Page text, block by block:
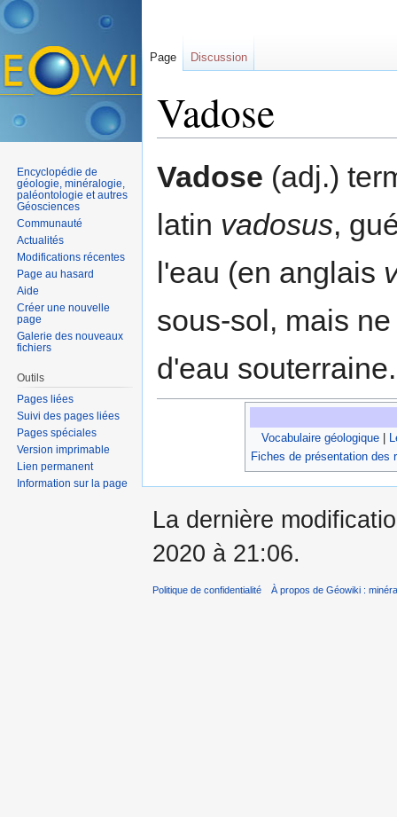
Vadose
Vadose (adj.)
latin vadosus,
l'eau (en anglais
sous-sol, mais
d'eau
Vocabulaire géologique|
Fiches de présentation des
Page Discussion
Encyclopédie de
géologie, minéralogie,
paléontologie et autres
Géosciences
Communauté
Actualités
Modifications récentes
Page au hasard
Aide
Créer une nouvelle
page
Galerie des nouveaux
fichiers
Outils
Pages liées
Suivi des pages liées
Pages spéciales
Version imprimable
Lien permanent
Information sur la page
La dernière
2020 à 21:06.
Politique de confidentialité À propos de Géowiki :